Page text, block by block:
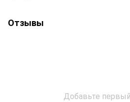
Отзывы
Добавьте